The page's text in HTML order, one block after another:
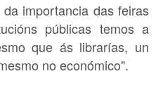
importancia das feiras
públicas temos a
que ás librarías, un
no económico".